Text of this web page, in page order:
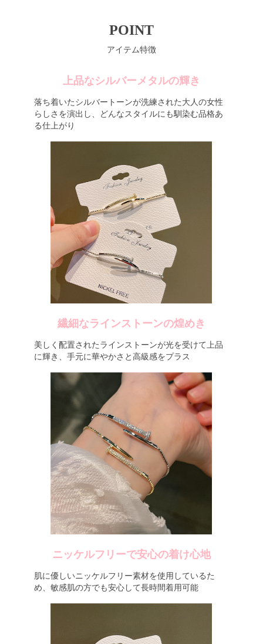
POINT
アイテム特徴
上品なシルバーメタルの輝き
落ち着いたシルバートーンが洗練された大人の女性
らしさを演出し、どんなスタイルにも馴染む品格あ
る仕上がり
繊細なラインストーンの煌めき
美しく配置されたラインストーンが光を受けて上品
に輝き、手元に華やかさと高級感をプラス
ニッケルフリーで安心の着け心地
肌に優しいニッケルフリー素材を使用しているた
め、敏感肌の方でも安心して長時間着用可能